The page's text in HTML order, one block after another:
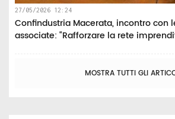
27/05/2026 12:24
Confindustria Macerata, incontro con
associate: “Rafforzare la rete
MOSTRA TUTTI GLI